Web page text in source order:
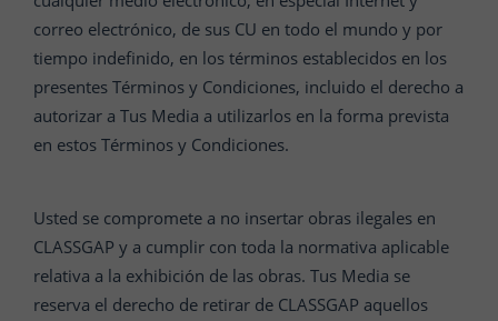
correo electrónico, de sus CU en todo el mundo y por
tiempo indefinido, en los términos establecidos en los
presentes Términos y Condiciones, incluido el derecho a
autorizar a Tus Media a utilizarlos en la forma prevista
en estos Términos y Condiciones.
Usted se compromete a no insertar obras ilegales en
CLASSGAP y a cumplir con toda la normativa aplicable
relativa a la exhibición de las obras. Tus Media se
reserva el derecho de retirar de CLASSGAP aquellos